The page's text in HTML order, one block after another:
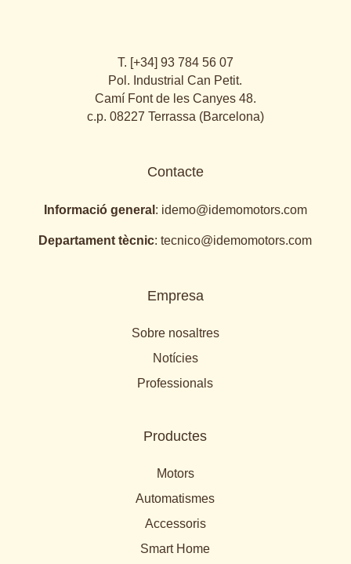
T. [+34] 93 784 56 07
Pol. Industrial Can Petit.
Camí Font de les Canyes 48.
c.p. 08227 Terrassa (Barcelona)
Contacte
Informació general : idemo@idemomotors.com
Departament tècnic:tecnico@idemomotors.com
Empresa
Sobre nosaltres
Notícies
Professionals
Productes
Motors
Automatismes
Accessoris
Smart Home